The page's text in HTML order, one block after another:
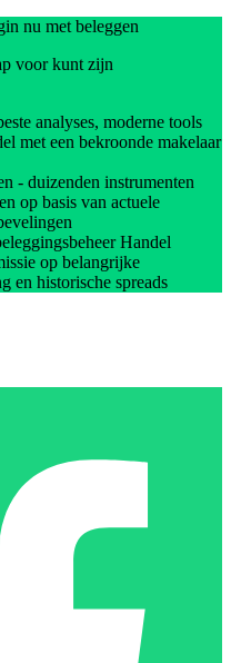
nu met beleggen
voor kunt zijn
analyses, moderne tools
met een bekroonde makelaar
- duizenden instrumenten
op basis van actuele
Handel
op belangrijke
en historische spreads